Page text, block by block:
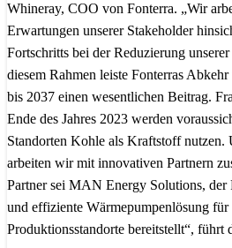
Whineray, COO von Fonterra. „Wir
Erwartungen unserer Stakeholder
Fortschritts bei der Reduzierung
diesem Rahmen leiste Fonterras
bis 2037 einen wesentlichen Beitrag.
Ende des Jahres 2023 werden
Standorten Kohle als Kraftstoff nutzen.
arbeiten wir mit innovativen Partnern
Partner sei MAN Energy Solutions, der
und effiziente Wärmepumpenlösung für
Produktionsstandorte bereitstellt“, führt